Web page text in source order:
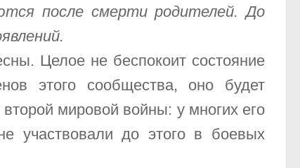
после смерти родителей. До
Целое не беспокоит состояние
этого сообщества, оно будет
мировой войны: у многих его
участвовали до этого в боевых